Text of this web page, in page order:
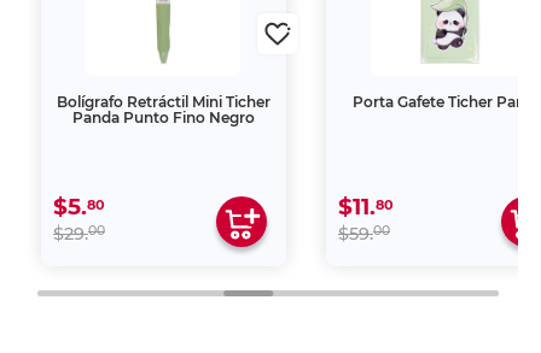
Bolígrafo Retráctil Mini Ticher
Panda Punto Fino Negro
$5.80
$29.00
Porta Gafete Ticher
$11.80
$59.00